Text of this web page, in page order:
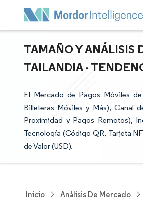
TAMAÑO Y ANÁLISIS
TAILANDIA -
El Mercado de Pagos Móviles
Billeteras Móviles y Más), Canal
Proximidad y Pagos Remotos),
Tecnología (Código QR, Tarjeta
de Valor (USD).
Inicio Análisis De Mercado